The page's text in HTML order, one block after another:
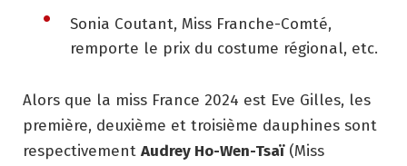
Sonia Coutant, Miss Franche-Comté,
remporte le prix du costume régional, etc.
Alors que la miss France 2024 est Eve Gilles, les
première, deuxième et troisième dauphines sont
respectivement Audrey Ho-Wen-Tsaï(Miss